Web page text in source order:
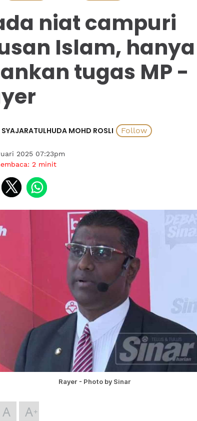
niat campuri
Islam, hanya
tugas MP -
SYAJARATULHUDA MOHD ROSLI
2025 07:23pm
2 minit
Rayer - Photo by Sinar
A A